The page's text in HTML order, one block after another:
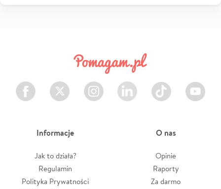
Facebook Twitter Instagram LinkedIn TikTok Youtube
Informacje
Jak to działa?
Regulamin
Polityka Prywatności
O nas
Opinie
Raporty
Za darmo